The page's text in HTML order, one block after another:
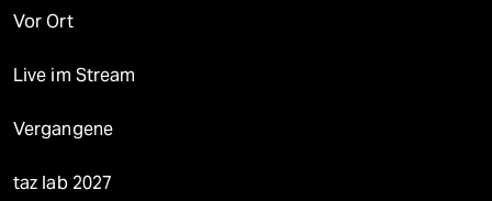
Vor Ort
Live im Stream
Vergangene
taz lab 2027